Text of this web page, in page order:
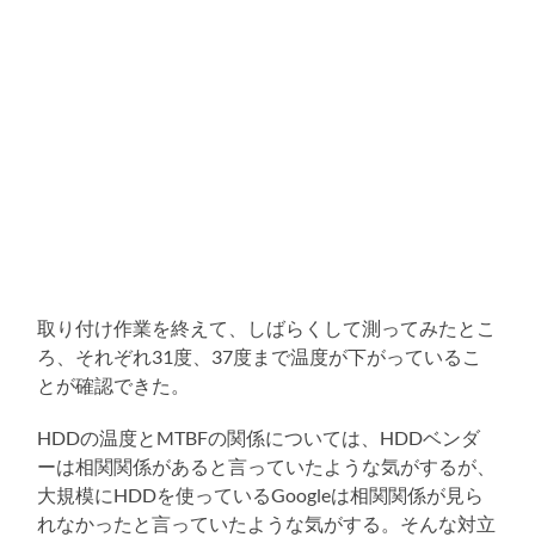
取り付け作業を終えて、しばらくして測ってみたとこ
ろ、それぞれ31度、37度まで温度が下がっているこ
とが確認できた。
HDDの温度とMTBFの関係については、HDDベンダ
ーは相関関係があると言っていたような気がするが、
大規模にHDDを使っているGoogleは相関関係が見ら
れなかったと言っていたような気がする。そんな対立